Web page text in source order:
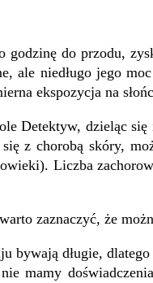
godzinę do przodu,
ale niedługo jego
ekspozycja na
Detektyw, dzieląc
z chorobą skóry,
Liczba
zaznaczyć, że
długie,
mamy